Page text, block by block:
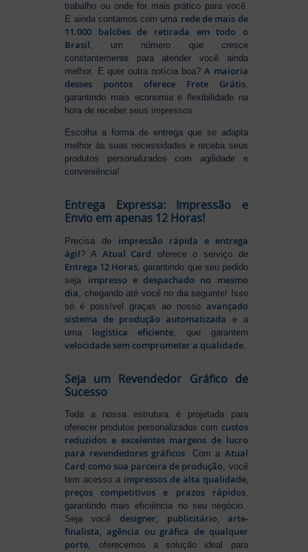
trabalho ou onde for mais prático para você.
E ainda contamos com uma rede de mais de
11.000 balcões de retirada em todo o
Brasil, um número que cresce
constantemente para atender você ainda
melhor. E quer outra notícia boa?A maioria
desses pontos oferece Frete Grátis,
garantindo mais economia e flexibilidade na
hora de receber seus impressos.
Escolha a forma de entrega que se adapta
melhor às suas necessidades e receba seus
produtos personalizados com agilidade e
conveniência!
Entrega Expressa: Impressão e
Envio em apenas 12 Horas!
Precisa de impressão rápida e entrega
ágil? A Atual Card oferece o serviço de
Entrega 12 Horas , garantindo que seu pedido
seja impresso e despachado no mesmo
dia , chegando até você no dia seguinte! Isso
só é possível graças ao nosso avançado
sistema de produção automatizada e a
uma logística eficiente , que garantem
velocidade sem comprometer a qualidade
Seja um Revendedor Gráfico de
Sucesso
Toda a nossa estrutura é projetada para
oferecer produtos personalizados com custos
reduzidos e excelentes margens de lucro
para revendedores gráficos. Com a Atual
Card como sua parceira de produção, você
tem acesso a impressos de alta qualidade,
preços competitivos e prazos rápidos,
garantindo mais eficiência no seu negócio.
Seja vocêdesigner, publicitário, arte-
finalista, agência ou gráfica de qualquer
porte, oferecemos a solução ideal para